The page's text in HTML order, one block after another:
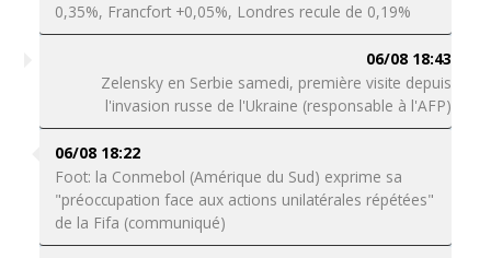
0,35%, Francfort +0,05%, Londres recule de 0,19%
06/08 18:43
Zelensky en Serbie samedi, première visite depuis
l'invasion russe de l'Ukraine (responsable à l'AFP)
06/08 18:22
Foot: la Conmebol (Amérique du Sud) exprime sa
"préoccupation face aux actions unilatérales répétées"
de la Fifa (communiqué)